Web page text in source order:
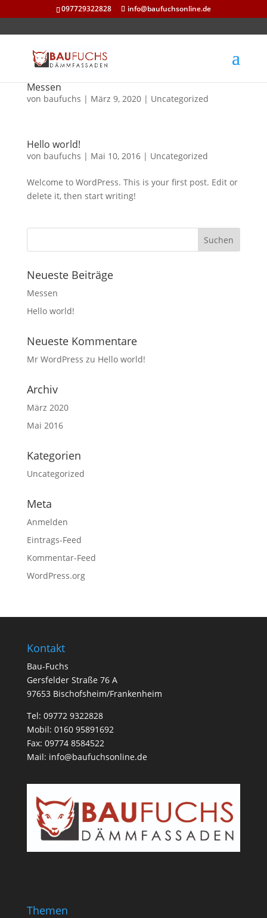
097729322828 info@baufuchsonline.de
Messen
von baufuchs | März 9, 2020| Uncategorized
Hello world!
von baufuchs | Mai 10, 2016| Uncategorized
Welcome to WordPress. This is your first post. Edit or
delete it, then start writing!
Neueste Beiträge
Messen
Hello world!
Neueste Kommentare
Mr WordPress zu Hello world!
Archiv
März 2020
Mai 2016
Kategorien
Uncategorized
Meta
Anmelden
Eintrags-Feed
Kommentar-Feed
WordPress.org
Kontakt
Bau-Fuchs
Gersfelder Straße 76 A
97653 Bischofsheim/Frankenheim
Tel: 09772 9322828
Mobil: 0160 95891692
Fax: 09774 8584522
Mail: info@baufuchsonline.de
Themen